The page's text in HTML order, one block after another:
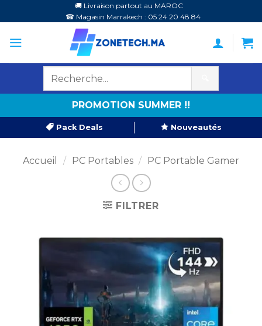
au
contenu
🚚 Livraison partout au MAROC
☎ Magasin Marrakech : 05 24 20 48 84
PROMOTION SUMMER !!
Pack Deals Nouveautés
Accueil / PC Portables / PC Portable Gamer
FILTRER